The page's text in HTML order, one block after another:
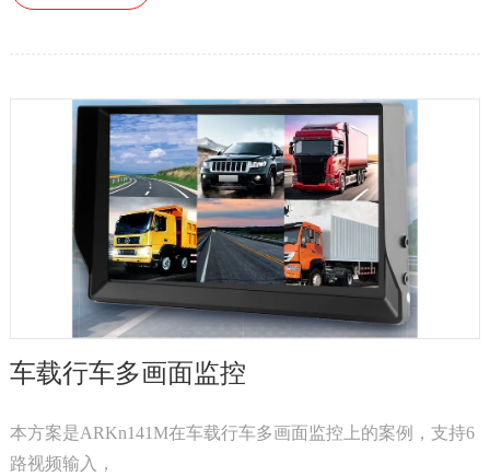
车载行车多画面监控
本方案是ARKn141M在车载行车多画面监控上的案例，支持6
路视频输入，